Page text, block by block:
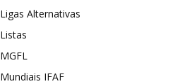
Ligas Alternativas
Listas
MGFL
Mundiais IFAF